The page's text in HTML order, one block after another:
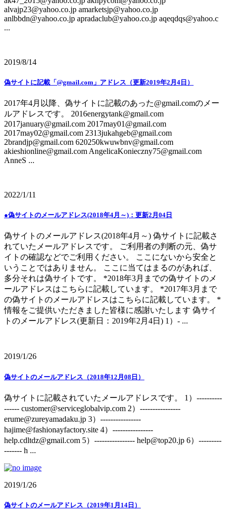
alvajp23@yahoo.co.jp amarketsjp@yahoo.co.jp
anlbbdn@yahoo.co.jp apradaclub@yahoo.co.jp aqeqdqs@yahoo.c
...
2019/8/14
偽サイトに記載「@gmail.com」アドレス（更新2019年2月4日）
2017年4月以降、偽サイトに記載のあった@gmail.comのメー
ルアドレスです。 2016energytank@gmail.com
2017january@gmail.com 2017may01@gmail.com
2017may02@gmail.com 2313jukahgeb@gmail.com
2brandjp@gmail.com 620250kwuwbnv@gmail.com
akieshionline@gmail.com AngelicaKonieczny75@gmail.com
AnneS ...
2022/1/11
●偽サイトのメールアドレス(2018年4月～)：更新2月04日
偽サイトのメールアドレス(2018年4月～) 偽サイトに記載さ
れていたメールアドレスです。 ご利用者の判断の元、偽サ
イトの確認などでご利用ください。 ここにないから安全と
いうことではありません。 ここに当てはまるのがあれば、
多分それは偽サイトです。 *2018年3月までの偽サイトのメ
ールアドレスはこちらに記載しています。 *2017年3月まで
の偽サイトのメールアドレスはこちらに記載しています。 *
情報をご提供いただきました皆様に感謝いたします 偽サイ
トのメールアドレス(更新日：2019年2月4日) 1）- ...
2019/1/26
偽サイトのメールアドレス（2018年12月08日）
偽サイトに記載されていたメールアドレスです。 1）----------
------ customer@serviceglobalvip.com 2）----------------
erume@zureyamadaku.jp 3）----------------
hajime@fashionayfactory.site 4）----------------
help.cdltdz@gmail.com 5）---------------- help@top20.jp 6）---------
------- h ...
2019/1/26
偽サイトのメールアドレス（2019年1月14日）